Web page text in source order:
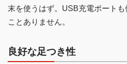
末を使うはず。USB充電ポートも
ことありません。
良好な足つき性